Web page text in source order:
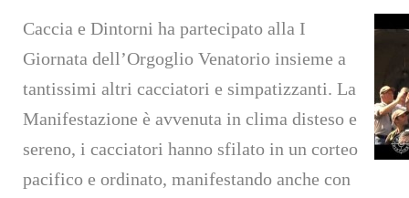
Caccia e Dintorni ha partecipato alla I
Giornata dell’Orgoglio Venatorio insieme a
tantissimi altri cacciatori e simpatizzanti. La
Manifestazione è avvenuta in clima disteso e
sereno, i cacciatori hanno sfilato in un corteo
pacifico e ordinato, manifestando anche con